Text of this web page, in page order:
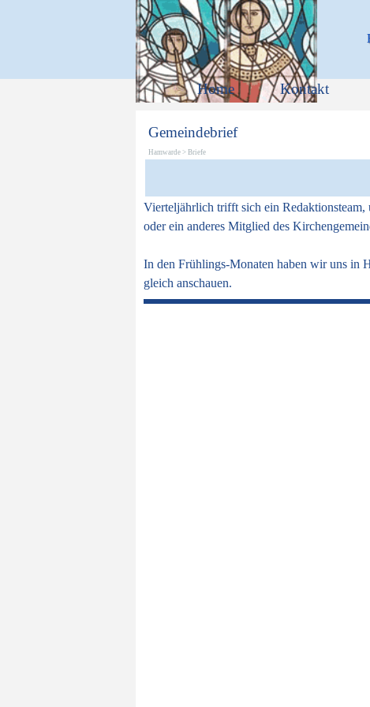
Home Kontakt
Gemeindebrief
Hamwarde >Briefe
Vierteljährlich trifft sich ein Redaktionsteam,
oder ein anderes Mitglied des
In den Frühlings-Monaten haben wir uns in
gleich anschauen.